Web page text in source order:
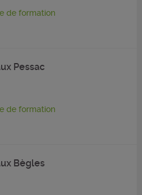
de formation
Pessac
de formation
Bègles